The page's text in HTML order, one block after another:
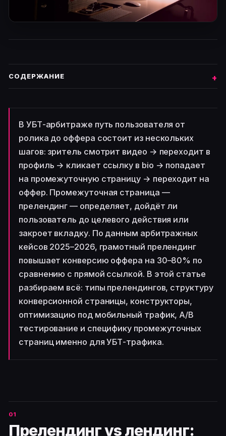
СОДЕРЖАНИЕ
В УБТ-арбитраже путь пользователя от
ролика до оффера состоит из нескольких
шагов: зритель смотрит видео → переходит в
профиль → кликает ссылку в bio → попадает
на промежуточную страницу → переходит на
оффер. Промежуточная страница —
прелендинг — определяет, дойдёт ли
пользователь до целевого действия или
закроет вкладку. По данным арбитражных
кейсов 2025–2026, грамотный прелендинг
повышает конверсию оффера на 30–80% по
сравнению с прямой ссылкой. В этой статье
разбираем всё: типы прелендингов, структуру
конверсионной страницы, конструкторы,
оптимизацию под мобильный трафик, A/B
тестирование и специфику промежуточных
страниц именно для УБТ-трафика.
Прелендинг vs лендинг: